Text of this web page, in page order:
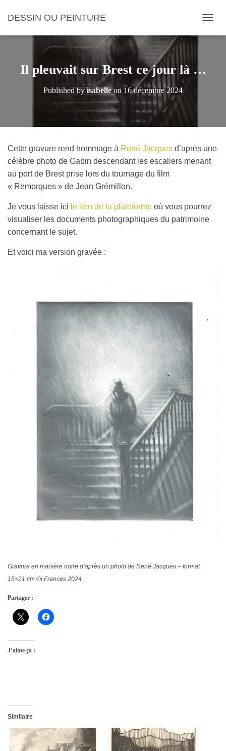
DESSIN OU PEINTURE
Il pleuvait sur Brest ce jour là …
Published byisabelleon 16 décembre 2024
Cette gravure rend hommage à René Jacques d’après une
célèbre photo de Gabin descendant les escaliers menant
au port de Brest prise lors du tournage du film
« Remorques » de Jean Grémillon.
Je vous laisse ici le lien de la plateforme où vous pourrez
visualiser les documents photographiques du patrimoine
concernant le sujet.
Et voici ma version gravée :
Gravure en manière noire d’après un photo de René Jacques – format
15×21 cm ©i.Frances 2024
Partager :
J’aime ça :
Similaire